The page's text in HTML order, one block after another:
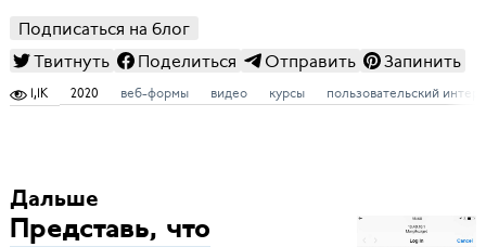
Подписаться на блог
Твитнуть
Поделиться Отправить Запинить
1,1K 2020 веб-формы видео курсы пользовательский
Дальше
Представь, что